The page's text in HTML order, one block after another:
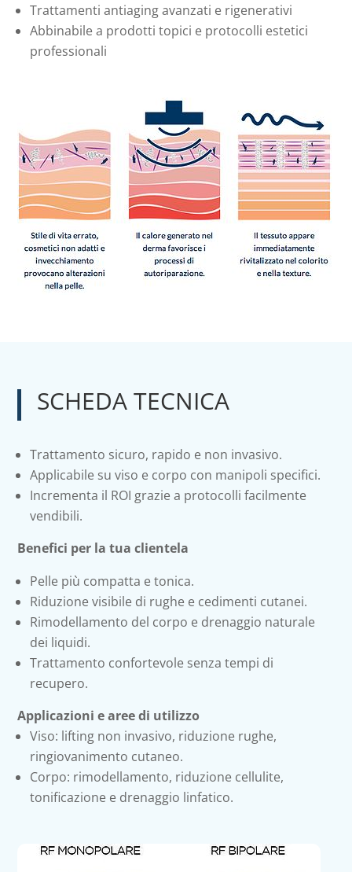
Trattamenti antiaging avanzati e rigenerativi
Abbinabile a prodotti topici e protocolli estetici
professionali
SCHEDA TECNICA
Trattamento sicuro, rapido e non invasivo.
Applicabile su viso e corpo con manipoli specifici.
Incrementa il ROI grazie a protocolli facilmente
vendibili.
Benefici per la tua clientela
Pelle più compatta e tonica.
Riduzione visibile di rughe e cedimenti cutanei.
Rimodellamento del corpo e drenaggio naturale
dei liquidi.
Trattamento confortevole senza tempi di
recupero.
Applicazioni e aree di utilizzo
Viso: lifting non invasivo, riduzione rughe,
ringiovanimento cutaneo.
Corpo: rimodellamento, riduzione cellulite,
tonificazione e drenaggio linfatico.